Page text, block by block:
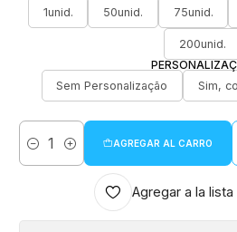
1unid.
50unid. 75unid.
200unid.
Sem Personalização
Sim,
Cantidad
AGREGAR AL CARRO
Agregar a la